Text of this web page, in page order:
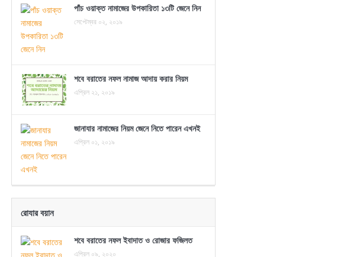
পাঁচ ওয়াক্ত নামাজের উপকারিতা ১৩টি জেনে নিন
সেপ্টেম্বর ০২, ২০১৯
শবে বরাতের নফল নামাজ আদায় করার নিয়ম
এপ্রিল ২১, ২০১৯
জানাযার নামাজের নিয়ম জেনে নিতে পারেন এখনই
এপ্রিল ০১, ২০১৯
রোযার বয়ান
শবে বরাতের নফল ইবাদাত ও রোজার ফজিলত
এপ্রিল ০৯, ২০২০